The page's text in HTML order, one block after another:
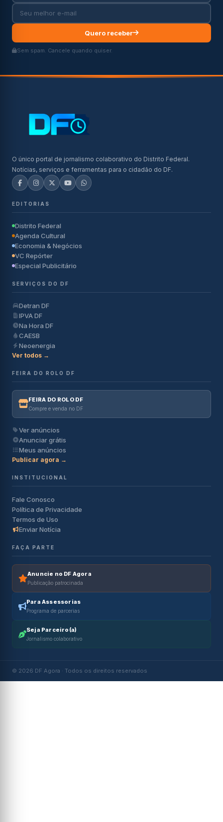
Quero receber
Sem spam. Cancele quando quiser.
O único portal de jornalismo colaborativo do Distrito Federal.
Notícias, serviços e ferramentas para o cidadão do DF.
EDITORIAS
Distrito Federal
Agenda Cultural
Economia & Negócios
VC Repórter
Especial Publicitário
SERVIÇOS DO DF
Detran DF
IPVA DF
Na Hora DF
CAESB
Neoenergia
Ver todos →
FEIRA DO ROLO DF
FEIRA DO ROLO DF
Compre e venda no DF
Ver anúncios
Anunciar grátis
Meus anúncios
Publicar agora →
INSTITUCIONAL
Fale Conosco
Política de Privacidade
Termos de Uso
Enviar Notícia
FAÇA PARTE
Anuncie no DF Agora
Publicação patrocinada
Para Assessorias
Programa de parcerias
Seja Parceiro(a)
Jornalismo colaborativo
© 2026 DF Agora · Todos os direitos reservados